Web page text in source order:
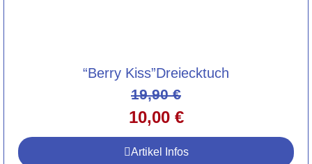
“Berry Kiss”Dreiecktuch
19,90€
10,00 €
Artikel Infos